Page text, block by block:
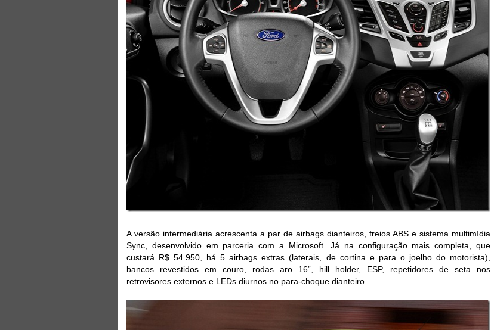
A versão intermediária acrescenta a par de airbags dianteiros, freios ABS e sistema multimídia
Sync, desenvolvido em parceria com a Microsoft. Já na configuração mais completa, que
custará R$ 54.950, há 5 airbags extras (laterais, de cortina e para o joelho do motorista),
bancos revestidos em couro, rodas aro 16”, hill holder, ESP, repetidores de seta nos
retrovisores externos e LEDs diurnos no para-choque dianteiro.